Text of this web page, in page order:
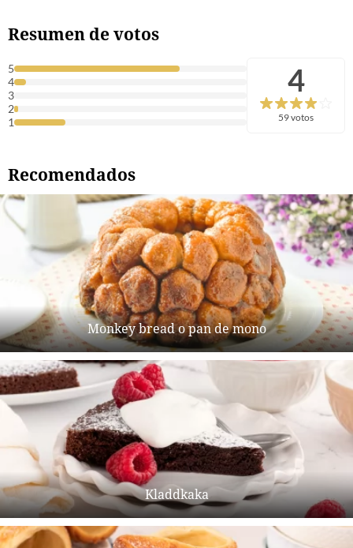
Resumen de votos
5
4
3
2
1
4
59 votos
Recomendados
Monkey bread o pan de mono
Kladdkaka